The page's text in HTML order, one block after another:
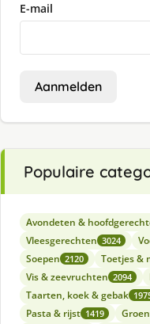
E-mail
Aanmelden
Populaire
Avondeten &
Vleesgerechten 3024
Soepen 2120 Toetjes &
Vis & zeevruchten 2094
Taarten, koek & gebak
Pasta & rijst 1419